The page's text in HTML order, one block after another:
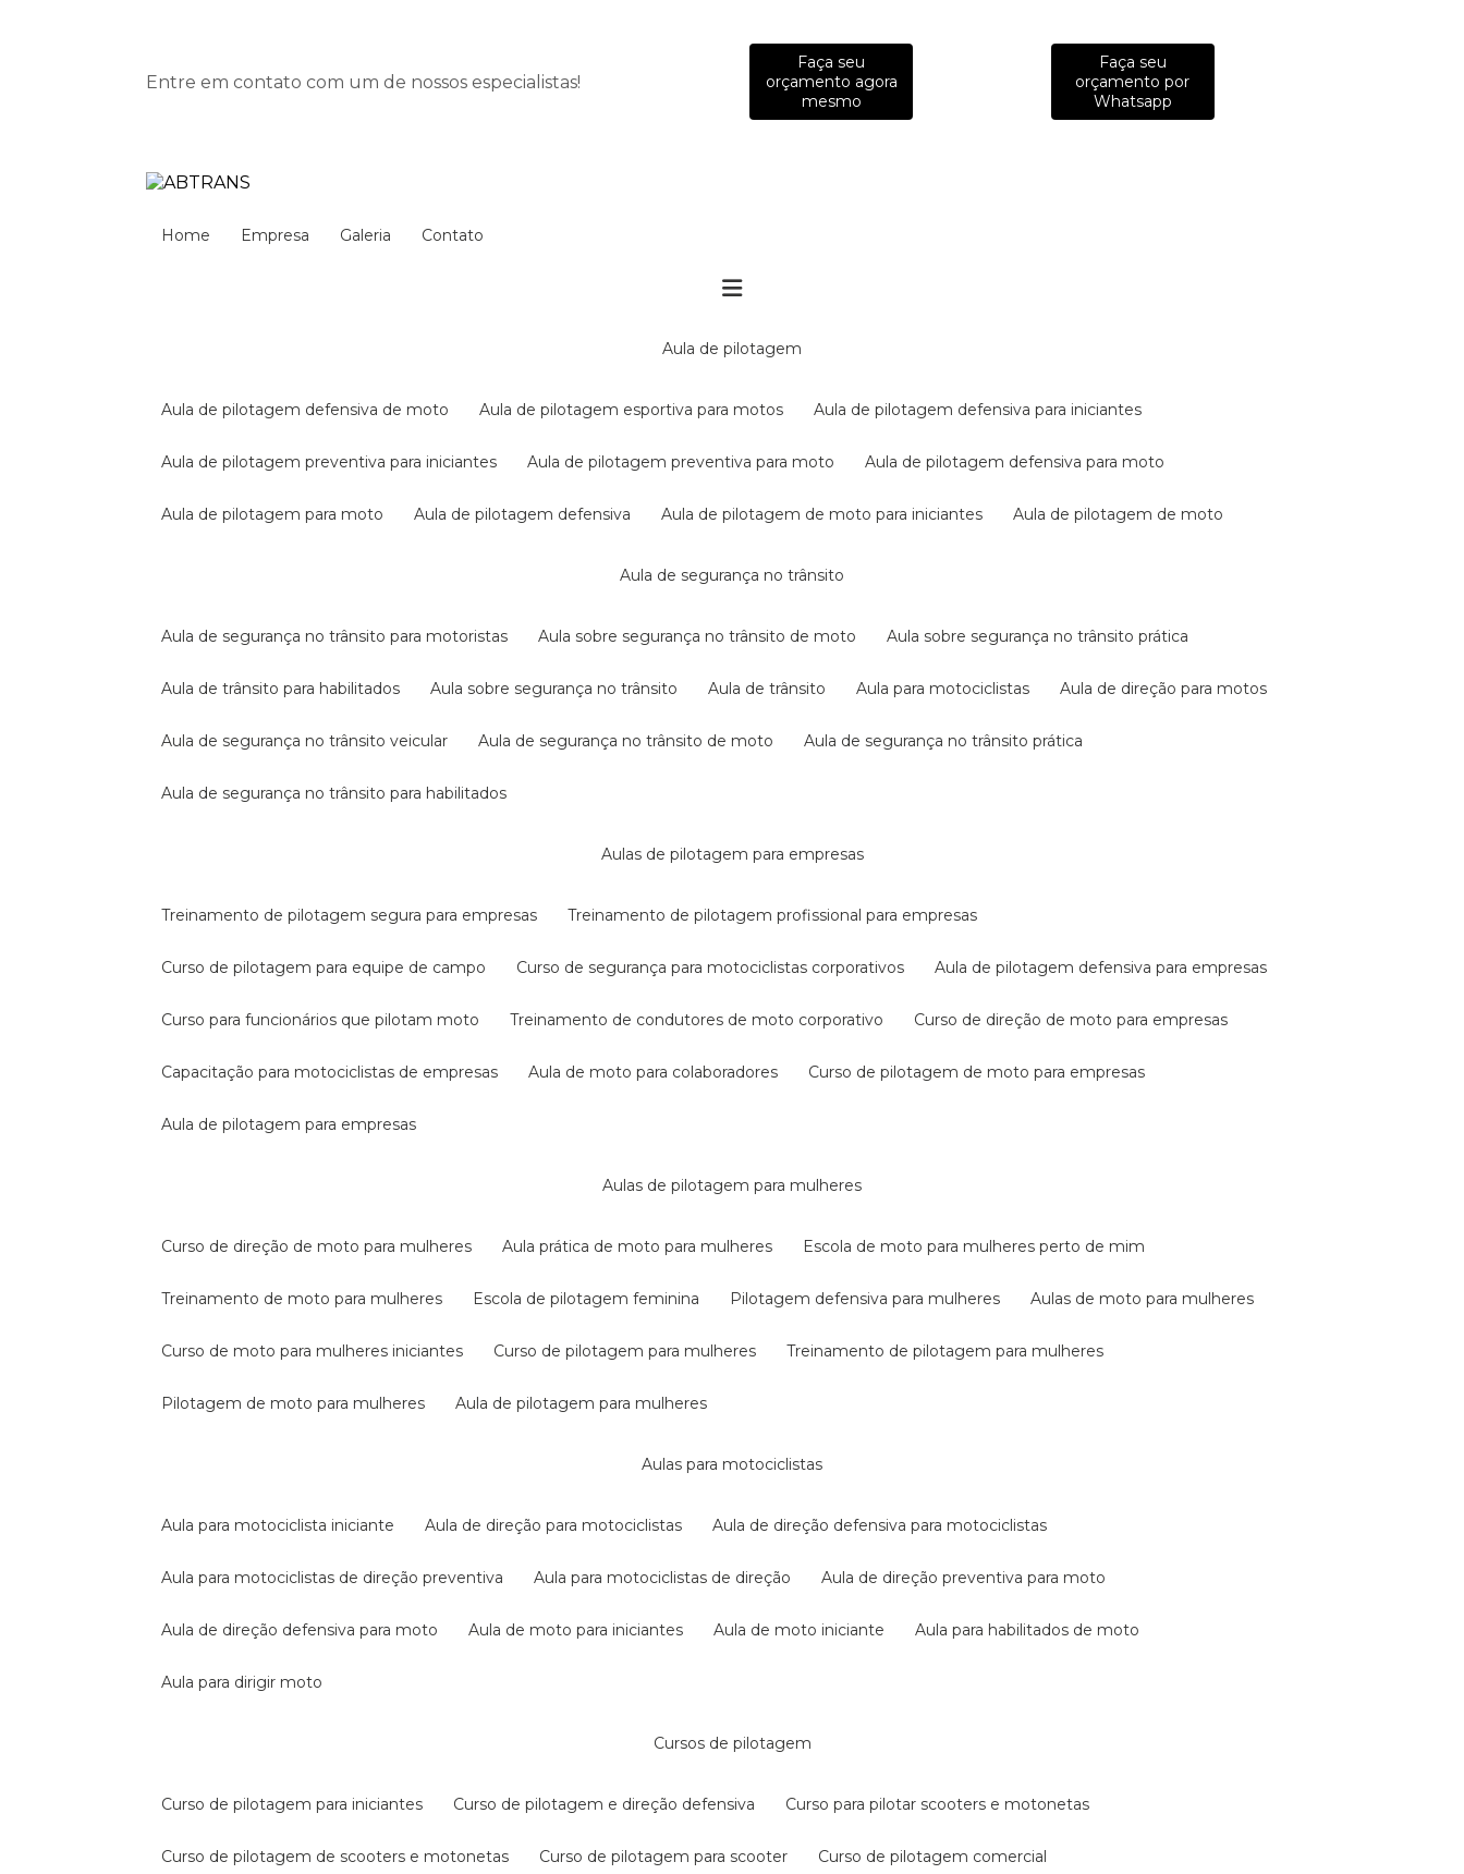
Entre em contato com um de nossos especialistas!
Faça seu
orçamento agora
mesmo
Faça seu
orçamento por
Whatsapp
Home Empresa Galeria Contato
aula de pilotagem
aula de pilotagem defensiva de moto aula de pilotagem esportiva para motos aula de pilotagem defensiva para iniciantes
aula de pilotagem preventiva para iniciantes aula de pilotagem preventiva para moto aula de pilotagem defensiva para moto
aula de pilotagem para moto aula de pilotagem defensiva aula de pilotagem de moto para iniciantes aula de pilotagem de moto
aula de segurança no trânsito
aula de segurança no trânsito para motoristas aula sobre segurança no trânsito de moto aula sobre segurança no trânsito prática
aula de trânsito para habilitados aula sobre segurança no trânsito aula de trânsito aula para motociclistas aula de direção para motos
aula de segurança no trânsito veicular aula de segurança no trânsito de moto aula de segurança no trânsito prática
aula de segurança no trânsito para habilitados
aulas de pilotagem para empresas
treinamento de pilotagem segura para empresas treinamento de pilotagem profissional para empresas
curso de pilotagem para equipe de campo curso de segurança para motociclistas corporativos aula de pilotagem defensiva para empresas
curso para funcionários que pilotam moto treinamento de condutores de moto corporativo curso de direção de moto para empresas
capacitação para motociclistas de empresas aula de moto para colaboradores curso de pilotagem de moto para empresas
aula de pilotagem para empresas
aulas de pilotagem para mulheres
curso de direção de moto para mulheres aula prática de moto para mulheres escola de moto para mulheres perto de mim
treinamento de moto para mulheres escola de pilotagem feminina pilotagem defensiva para mulheres aulas de moto para mulheres
curso de moto para mulheres iniciantes curso de pilotagem para mulheres treinamento de pilotagem para mulheres
pilotagem de moto para mulheres aula de pilotagem para mulheres
aulas para motociclistas
aula para motociclista iniciante aula de direção para motociclistas aula de direção defensiva para motociclistas
aula para motociclistas de direção preventiva aula para motociclistas de direção aula de direção preventiva para moto
aula de direção defensiva para moto aula de moto para iniciantes aula de moto iniciante aula para habilitados de moto
aula para dirigir moto
cursos de pilotagem
curso de pilotagem para iniciantes curso de pilotagem e direção defensiva curso para pilotar scooters e motonetas
curso de pilotagem de scooters e motonetas curso de pilotagem para scooter curso de pilotagem comercial